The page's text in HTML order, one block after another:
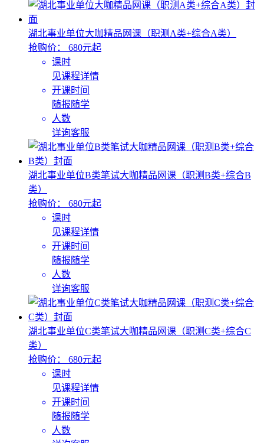
湖北事业单位大咖精品网课（职测A类+综合A类）
抢购价： 680元起
课时
见课程详情
开课时间
随报随学
人数
详询客服
湖北事业单位B类笔试大咖精品网课（职测B类+综合B
类）
抢购价： 680元起
课时
见课程详情
开课时间
随报随学
人数
详询客服
湖北事业单位C类笔试大咖精品网课（职测C类+综合C
类）
抢购价： 680元起
课时
见课程详情
开课时间
随报随学
人数